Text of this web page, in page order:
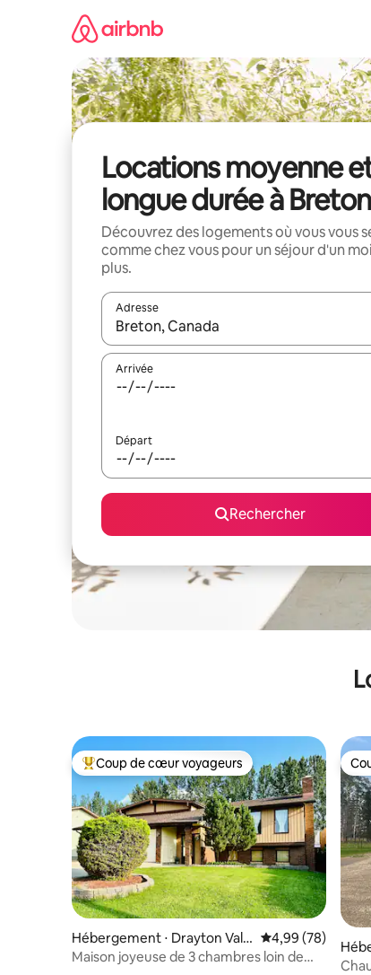
Locations moyenne
longue durée à Breton
Découvrez des logements où vous vous
comme chez vous pour un séjour d'un
plus.
Adresse
Lorsque les résultats s'affichent, utilisez les
Arrivée
Départ
Rechercher
Coups de cœur voyageurs les plus appréciés
Coup de cœur voyageurs
Hébergement ⋅ Drayton Valle
y
Évaluation
4,99 (78)
Maison joyeuse de 3 chambres loin de